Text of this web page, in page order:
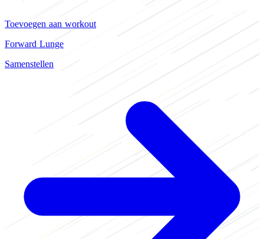
Toevoegen aan workout
Forward Lunge
Samenstellen